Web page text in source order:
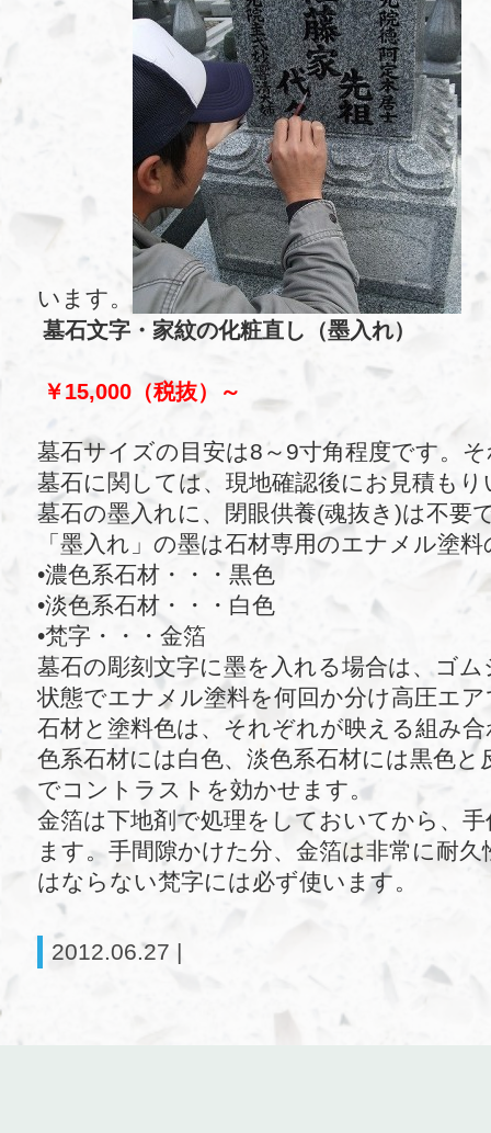
います。
墓石文字・家紋の化粧直し（墨入れ）
￥15,000（税抜）～
墓石サイズの目安は8～9寸角程度です。
墓石に関しては、現地確認後にお見積も
墓石の墨入れに、閉眼供養(魂抜き)は不要
「墨入れ」の墨は石材専用のエナメル塗
•濃色系石材・・・黒色
•淡色系石材・・・白色
•梵字・・・金箔
墓石の彫刻文字に墨を入れる場合は、ゴ
状態でエナメル塗料を何回か分け高圧エ
石材と塗料色は、それぞれが映える組み
色系石材には白色、淡色系石材には黒色と
でコントラストを効かせます。
金箔は下地剤で処理をしておいてから、
ます。手間隙かけた分、金箔は非常に耐
はならない梵字には必ず使います。
2012.06.27 |